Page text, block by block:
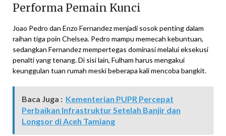
Performa Pemain Kunci
Joao Pedro dan Enzo Fernandez menjadi sosok penting dalam
raihan tiga poin Chelsea. Pedro mampu memecah kebuntuan,
sedangkan Fernandez mempertegas dominasi melalui eksekusi
penalti yang tenang. Di sisi lain, Fulham harus mengakui
keunggulan tuan rumah meski beberapa kali mencoba bangkit.
Baca Juga : Kementerian PUPR Percepat
Perbaikan Infrastruktur Setelah Banjir dan
Longsor di Aceh Tamiang